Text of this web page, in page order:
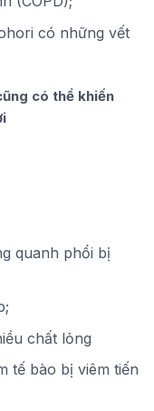
có những vết
có thể khiến
quanh phổi bị
chất lỏng
tế bào bị viêm tiến